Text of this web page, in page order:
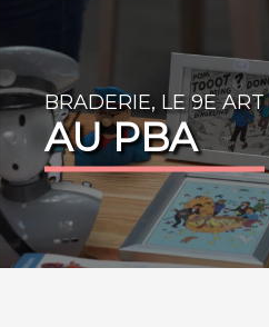
BRADERIE, LE 9E ART
AU PBA